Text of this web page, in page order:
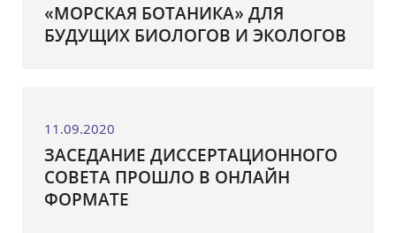
«МОРСКАЯ БОТАНИКА» ДЛЯ
БУДУЩИХ БИОЛОГОВ И ЭКОЛОГОВ
11.09.2020
ЗАСЕДАНИЕ ДИССЕРТАЦИОННОГО
СОВЕТА ПРОШЛО В ОНЛАЙН
ФОРМАТЕ